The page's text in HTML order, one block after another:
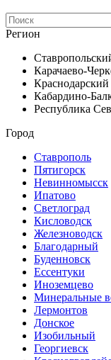
Регион
Карачаево-
Краснодарский
Кабардино-
Республика
Город
Ставрополь
Пятигорск
Невинномысск
Ипатово
Светлоград
Кисловодск
Железноводск
Благодарный
Буденновск
Ессентуки
Иноземцево
Минеральные
Лермонтов
Донское
Изобильный
Георгиевск